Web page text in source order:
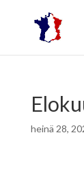
heinä 28,